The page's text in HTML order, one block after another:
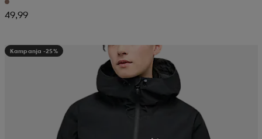
49,99
Kampanja -25%